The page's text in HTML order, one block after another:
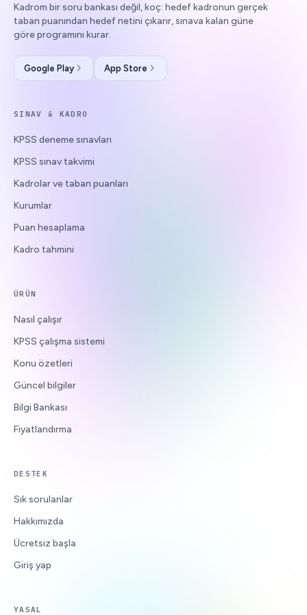
Kadrom bir soru bankası değil, koç: hedef kadronun gerçek
taban puanından hedef netini çıkarır, sınava kalan güne
göre programını kurar.
Google Play App Store
SINAV & KADRO
KPSS deneme sınavları
KPSS sınav takvimi
Kadrolar ve taban puanları
Kurumlar
Puan hesaplama
Kadro tahmini
ÜRÜN
Nasıl çalışır
KPSS çalışma sistemi
Konu özetleri
Güncel bilgiler
Bilgi Bankası
Fiyatlandırma
DESTEK
Sık sorulanlar
Hakkımızda
Ücretsiz başla
Giriş yap
YASAL